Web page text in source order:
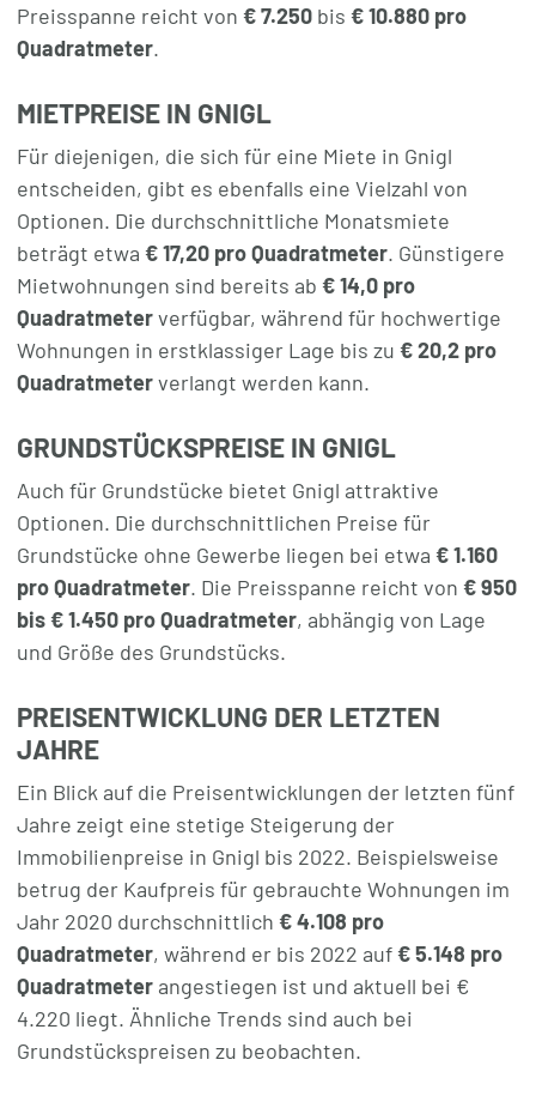
Preisspanne reicht von € 7.250bis € 10.880 pro
Quadratmeter.
MIETPREISE IN GNIGL
Für diejenigen, die sich für eine Miete in Gnigl
entscheiden, gibt es ebenfalls eine Vielzahl von
Optionen. Die durchschnittliche Monatsmiete
beträgt etwa € 17,20 pro Quadratmeter. Günstigere
Mietwohnungen sind bereits ab € 14,0 pro
Quadratmeterverfügbar, während für hochwertige
Wohnungen in erstklassiger Lage bis zu € 20,2 pro
Quadratmeterverlangt werden kann.
GRUNDSTÜCKSPREISE IN GNIGL
Auch für Grundstücke bietet Gnigl attraktive
Optionen. Die durchschnittlichen Preise für
Grundstücke ohne Gewerbe liegen bei etwa € 1.160
pro Quadratmeter. Die Preisspanne reicht von € 950
bis € 1.450 pro Quadratmeter, abhängig von Lage
und Größe des Grundstücks.
PREISENTWICKLUNG DER LETZTEN
JAHRE
Ein Blick auf die Preisentwicklungen der letzten fünf
Jahre zeigt eine stetige Steigerung der
Immobilienpreise in Gnigl bis 2022. Beispielsweise
betrug der Kaufpreis für gebrauchte Wohnungen im
Jahr 2020 durchschnittlich € 4.108 pro
Quadratmeter, während er bis 2022 auf€ 5.148 pro
Quadratmeterangestiegen ist und aktuell bei €
4.220 liegt. Ähnliche Trends sind auch bei
Grundstückspreisen zu beobachten.